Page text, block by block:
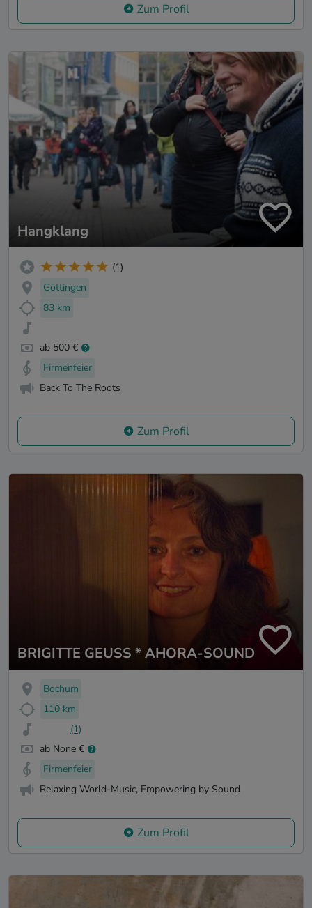
Zum Profil
Hangklang
(1)
Göttingen
83 km
ab 500 €
Firmenfeier
Back To The Roots
Zum Profil
BRIGITTE GEUSS * AHORA-SOUND
Bochum
110 km
(1)
ab None €
Firmenfeier
Relaxing World-Music, Empowering by Sound
Zum Profil